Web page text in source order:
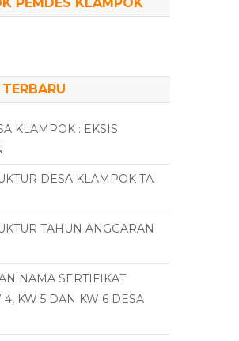
KLAMPOK : EKSIS
DESA KLAMPOK TA
TAHUN ANGGARAN
NAMA SERTIFIKAT
4, KW 5 DAN KW 6 DESA